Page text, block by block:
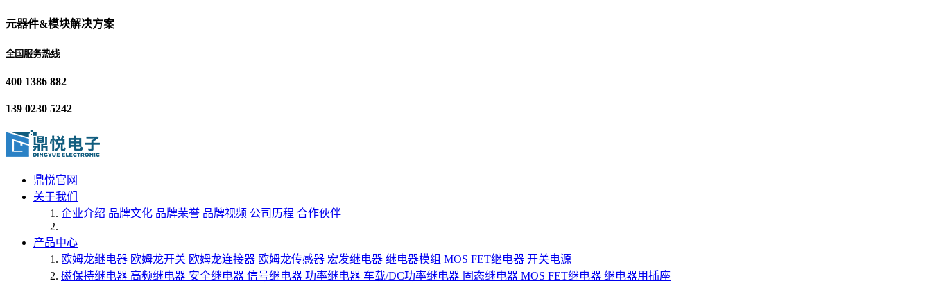
元器件&模块解决方案
全国服务热线
400 1386 882
139 0230 5242
鼎悦官网
关于我们
企业介绍 品牌文化 品牌荣誉 品牌视频 公司历程 合作伙伴
产品中心
欧姆龙继电器 欧姆龙开关 欧姆龙连接器 欧姆龙传感器 宏发继电器 继电器模组 MOS FET继电器 开关电源
磁保持继电器 高频继电器 安全继电器 信号继电器 功率继电器 车载/DC功率继电器 固态继电器 MOS FET继电器 继电器用插座